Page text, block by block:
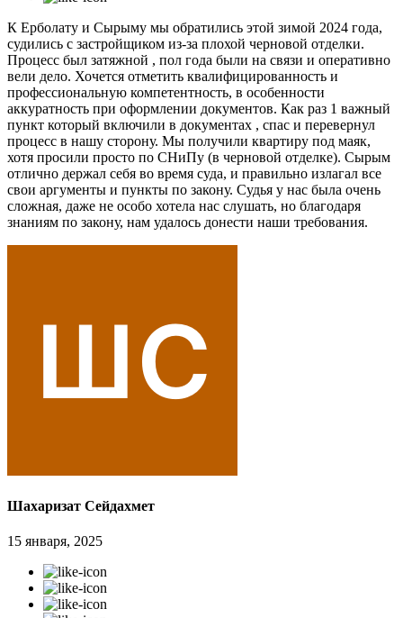
К Ерболату и Сырыму мы обратились этой зимой 2024 года,
судились с застройщиком из-за плохой черновой отделки.
Процесс был затяжной , пол года были на связи и оперативно
вели дело. Хочется отметить квалифицированность и
профессиональную компетентность, в особенности
аккуратность при оформлении документов. Как раз 1 важный
пункт который включили в документах , спас и перевернул
процесс в нашу сторону. Мы получили квартиру под маяк,
хотя просили просто по СНиПу (в черновой отделке). Сырым
отлично держал себя во время суда, и правильно излагал все
свои аргументы и пункты по закону. Судья у нас была очень
сложная, даже не особо хотела нас слушать, но благодаря
знаниям по закону, нам удалось донести наши требования.
Шахаризат Сейдахмет
15 января, 2025